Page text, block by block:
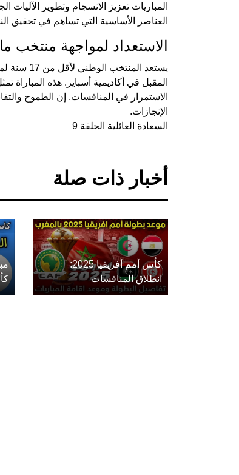
المباريات تعزيز الانسجام وتطوير الآليات
العناصر الأساسية التي تساهم في تحقيق
الاستعداد لمواجهة منتخب
يستعد
المقبل في أكاديمية أسباير. هذه المباراة
الاستمرار في المنافسات. إن الطموح
الإنجازات.
السعادة العائلية الحلقة 9
أخبار ذات صلة
كأس أمم أفريقيا 2025:
انطلاق المنافسات